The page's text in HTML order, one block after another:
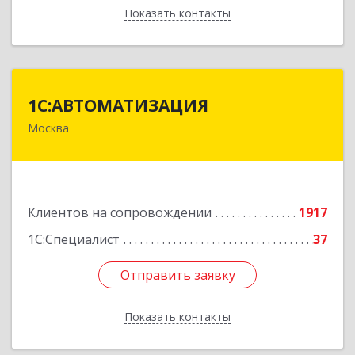
Показать контакты
Назад
1С:АВТОМАТИЗАЦИЯ
Москва
Клиентов на сопровождении
1917
1С:Специалист
37
Отправить заявку
Показать контакты
111024, Москва г, Энтузиастов 1-я ул, дом №
Отправить заявку
Назад